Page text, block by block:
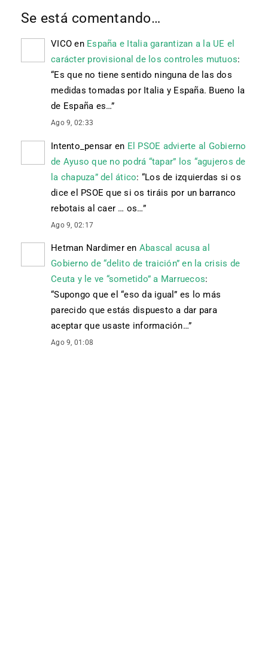
Se está comentando…
VICO en España e Italia garantizan a la UE el
carácter provisional de los controles mutuos:
“Es que no tiene sentido ninguna de las dos
medidas tomadas por Italia y España. Bueno la
de España es…”
Ago 9, 02:33
Intento_pensar en El PSOE advierte al Gobierno
de Ayuso que no podrá “tapar” los “agujeros de
la chapuza” del ático: “Los de izquierdas si os
dice el PSOE que si os tiráis por un barranco
rebotais al caer … os…”
Ago 9, 02:17
Hetman Nardimeren Abascal acusa al
Gobierno de “delito de traición” en la crisis de
Ceuta y le ve “sometido” a Marruecos:
“Supongo que el “eso da igual” es lo más
parecido que estás dispuesto a dar para
aceptar que usaste información…”
Ago 9, 01:08